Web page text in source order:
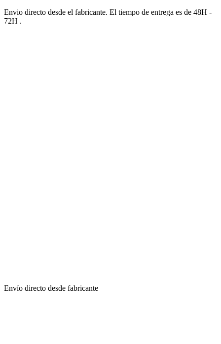
Envio directo desde el fabricante. El tiempo de entrega es de 48H -
72H .
Envío directo desde fabricante